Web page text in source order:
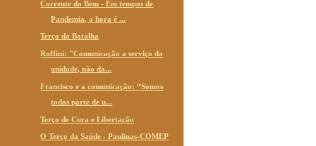
Corrente do Bem - Em tempos de
Pandemia, a hora é ...
Terço da Batalha
Ruffini: "Comunicação a serviço da
unidade, não da...
Francisco e a comunicação: “Somos
todos parte de u...
Terço de Cura e Libertação
O Terço da Saúde - Paulinas-COMEP